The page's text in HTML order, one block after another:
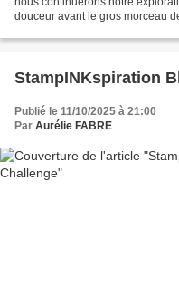
douceur avant le gros morceau
StampINKspiration
Publié le 11/10/2025 à 21:00
Par Aurélie FABRE